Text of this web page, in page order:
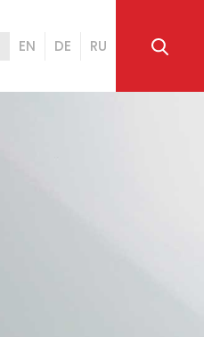
EN DE RU